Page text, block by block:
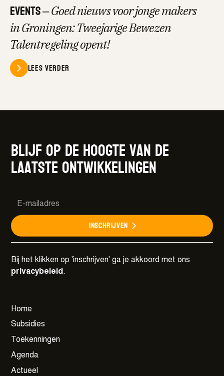
Events–Goed nieuws voor jonge makers
in Groningen: Tweejarige Bewezen
Talentregeling opent!
Lees verder
Blijf op de hoogte van de
laatste ontwikkelingen
Inschrijven
Bij het klikken op 'inschrijven' ga je akkoord met ons
privacybeleid .
Home
Subsidies
Toekenningen
Agenda
Actueel